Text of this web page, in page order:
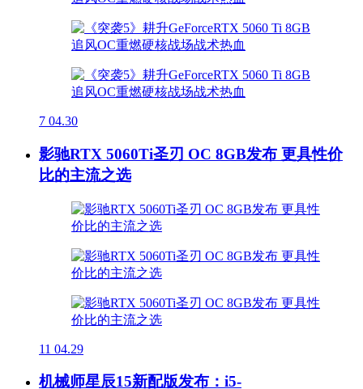
7 04.30
影驰RTX 5060Ti圣刃 OC 8GB发布 更具性价
比的主流之选
11 04.29
机械师星辰15新配版发布：i5-